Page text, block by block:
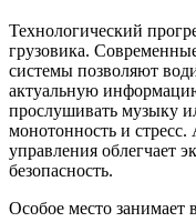
Технологический
грузовика.
системы позволяют
актуальную
прослушивать музыку
монотонность и
управления облегчает
безопасность.
Особое место занимает